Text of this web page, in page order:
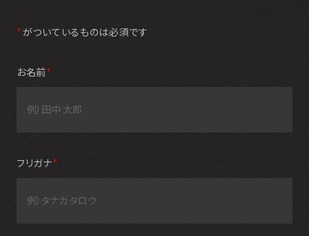
＊がついているものは必須です
お名前＊
フリガナ＊